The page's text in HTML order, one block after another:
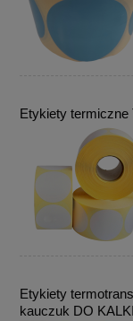
Etykiety termiczne
Etykiety
kauczuk DO KALKI